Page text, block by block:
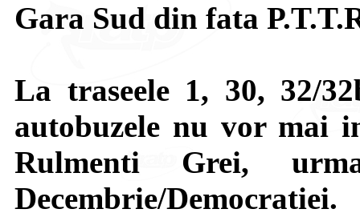
Gara Sud din fata
La traseele 1, 30, 32/
autobuzele nu vor mai
Rulmenti Grei,
Decembrie/Democratiei.